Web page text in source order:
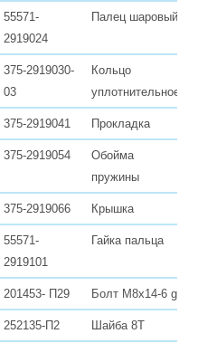
55571-
2919024
Палец шаровый
375-2919030-
03
Кольцо
уплотнительное
375-2919041 Прокладка
375-2919054
Обойма
пружины
375-2919066 Крышка
55571-
2919101
Гайка пальца
201453- П29 Болт М8х14-6 g
252135-П2 Шайба 8Т